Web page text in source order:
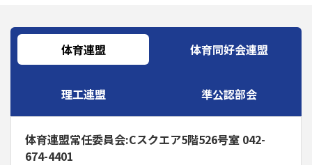
体育連盟 体育同好会連盟
理工連盟 準公認部会
体育連盟常任委員会:Cスクエア5階526号室 042-
674-4401